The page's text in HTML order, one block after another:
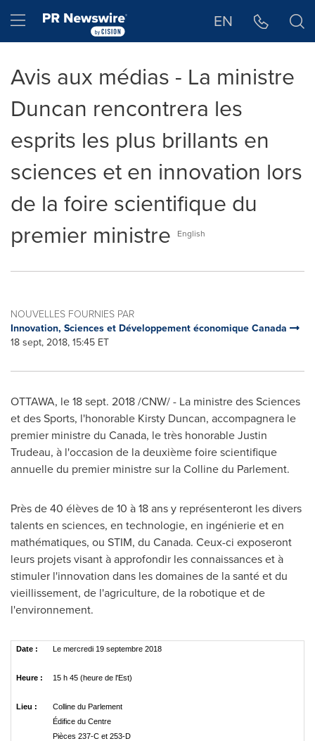
Hamburger menu EN
Avis aux médias - La ministre
Duncan rencontrera les
esprits les plus brillants en
sciences et en innovation lors
de la foire scientifique du
premier ministre
English
NOUVELLES FOURNIES PAR
Innovation, Sciences et Développement économique Canada
18 sept, 2018, 15:45 ET
OTTAWA, le 18 sept. 2018 /CNW/ - La ministre des Sciences
et des Sports, l'honorable Kirsty Duncan, accompagnera le
premier ministre du Canada, le très honorableJustin
Trudeau, à l'occasion de la deuxième foire scientifique
annuelle du premier ministre sur la Colline du Parlement.
Près de 40 élèves de 10 à 18 ans y représenteront les divers
talents en sciences, en technologie, en ingénierie et en
mathématiques, ou STIM, du Canada. Ceux-ci exposeront
leurs projets visant à approfondir les connaissances et à
stimuler l'innovation dans les domaines de la santé et du
vieillissement, de l'agriculture, de la robotique et de
l'environnement.
Date : Le mercredi 19 septembre 2018
Heure : 15 h 45 (heure de l'Est)
Lieu :
Colline du Parlement
Édifice du Centre
Pièces 237-C et 253-D